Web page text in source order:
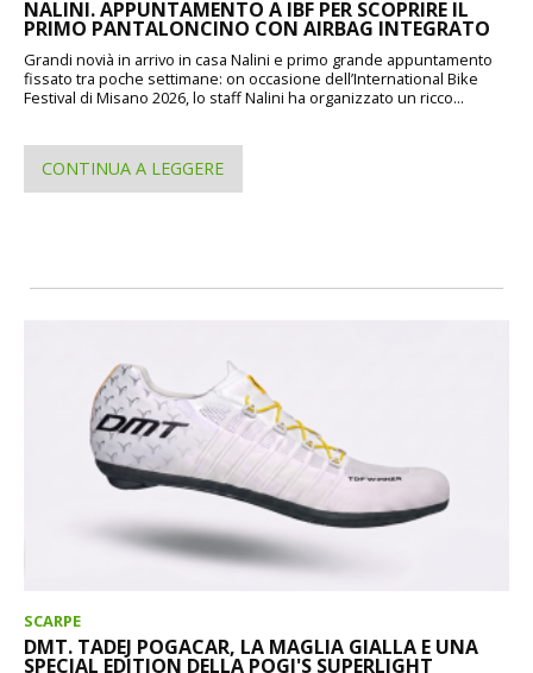
NALINI. APPUNTAMENTO A IBF PER SCOPRIRE IL
PRIMO PANTALONCINO CON AIRBAG INTEGRATO
Grandi novià in arrivo in casa Nalini e primo grande appuntamento
fissato tra poche settimane: on occasione dell’International Bike
Festival di Misano 2026, lo staff Nalini ha organizzato un ricco...
CONTINUA A LEGGERE
SCARPE
DMT. TADEJ POGACAR, LA MAGLIA GIALLA E UNA
SPECIAL EDITION DELLA POGI'S SUPERLIGHT